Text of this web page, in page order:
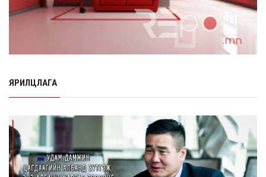
95 хэрэг бүртгэгджээ
Хүүхдийн мөнгө, халамж, тэтгэмжийг энэ сарын 20-нд
НӨАТ-ын буцаан олголтыг 8 хувь болгох өргөдөлд 14
Г.Дамдинням: Шатахууны үнэ дээр тохиролцох
боломжгүй. Одоогоор олдож байгаа газра...
ЯРИЛЦЛАГА